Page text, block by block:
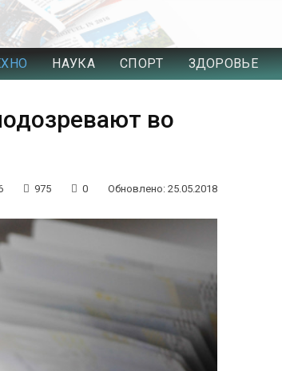
НАУКА СПОРТ ЗДОРОВЬЕ
во
975 0 Обновлено: 25.05.2018